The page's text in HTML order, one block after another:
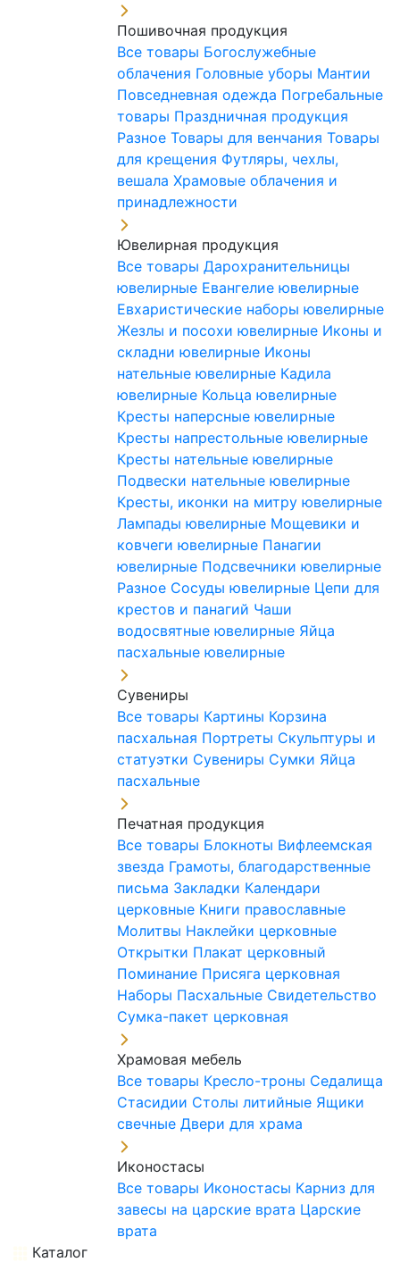
Пошивочная продукция
Все товары Богослужебные
облачения Головные уборы Мантии
Повседневная одежда Погребальные
товары Праздничная продукция
Разное Товары для венчания Товары
для крещения Футляры, чехлы,
вешала Храмовые облачения и
принадлежности
Ювелирная продукция
Все товары Дарохранительницы
ювелирные Евангелие ювелирные
Евхаристические наборы ювелирные
Жезлы и посохи ювелирные Иконы и
складни ювелирные Иконы
нательные ювелирные Кадила
ювелирные Кольца ювелирные
Кресты наперсные ювелирные
Кресты напрестольные ювелирные
Кресты нательные ювелирные
Подвески нательные ювелирные
Кресты, иконки на митру ювелирные
Лампады ювелирные Мощевики и
ковчеги ювелирные Панагии
ювелирные Подсвечники ювелирные
Разное Сосуды ювелирные Цепи для
крестов и панагий Чаши
водосвятные ювелирные Яйца
пасхальные ювелирные
Сувениры
Все товары Картины Корзина
пасхальная Портреты Скульптуры и
статуэтки Сувениры Сумки Яйца
пасхальные
Печатная продукция
Все товары Блокноты Вифлеемская
звезда Грамоты, благодарственные
письма Закладки Календари
церковные Книги православные
Молитвы Наклейки церковные
Открытки Плакат церковный
Поминание Присяга церковная
Наборы Пасхальные Свидетельство
Сумка-пакет церковная
Храмовая мебель
Все товары Кресло-троны Седалища
Стасидии Столы литийные Ящики
свечные Двери для храма
Иконостасы
Все товары Иконостасы Карниз для
завесы на царские врата Царские
врата
Каталог